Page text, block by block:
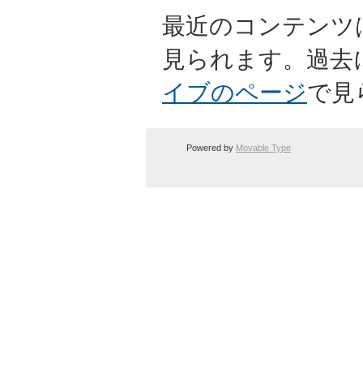
最近のコンテンツ
見られます。過
イブのページで見
Powered by Movable Type